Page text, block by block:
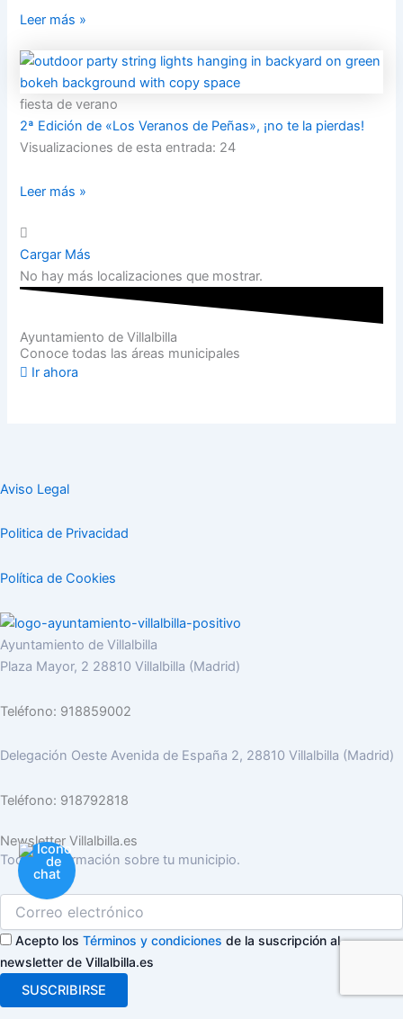
Leer más »
fiesta de verano
2ª Edición de «Los Veranos de Peñas», ¡no te la pierdas!
Visualizaciones de esta entrada: 24
Leer más »
Cargar Más
No hay más localizaciones que mostrar.
Ayuntamiento de Villalbilla
Conoce todas las áreas municipales
Ir ahora
Aviso Legal
Politica de Privacidad
Política de Cookies
Ayuntamiento de Villalbilla
Plaza Mayor, 2 28810 Villalbilla (Madrid)
Teléfono: 918859002
Delegación Oeste Avenida de España 2, 28810 Villalbilla (Madrid)
Teléfono: 918792818
Newsletter Villalbilla.es
Toda la información sobre tu municipio.
Acepto los Términos y condiciones de la suscripción al
newsletter de Villalbilla.es
SUSCRIBIRSE